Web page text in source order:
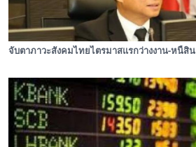
จับตาภาวะสังคมไทยไตรมาสแรกว่างงาน-หนี้สิน